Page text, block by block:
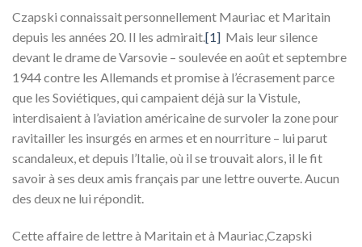
Czapski connaissait personnellement Mauriac et Maritain
depuis les années 20. Il les admirait.[1] Mais leur silence
devant le drame de Varsovie – soulevée en août et septembre
1944 contre les Allemands et promise à l’écrasement parce
que les Soviétiques, qui campaient déjà sur la Vistule,
interdisaient à l’aviation américaine de survoler la zone pour
ravitailler les insurgés en armes et en nourriture – lui parut
scandaleux, et depuis l’Italie, où il se trouvait alors, il le fit
savoir à ses deux amis français par une lettre ouverte. Aucun
des deux ne lui répondit.
Cette affaire de lettre à Maritain et à Mauriac,Czapski